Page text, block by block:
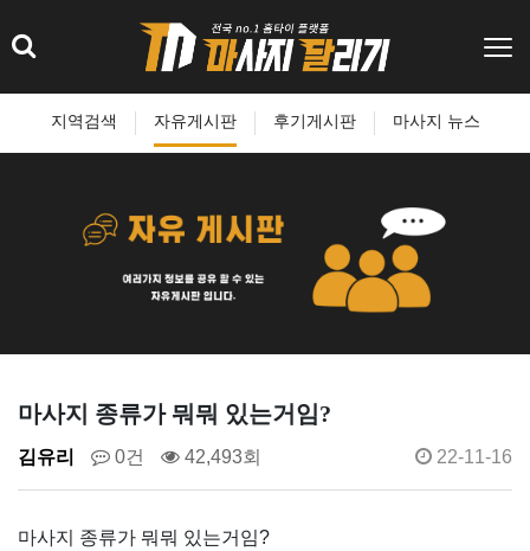
지역검색 자유게시판 후기게시판 마사지 뉴스
마사지 종류가 뭐뭐 있는거임?
김유리 0건 42,493회 22-11-16
마사지 종류가 뭐뭐 있는거임?